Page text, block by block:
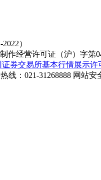
）
作经营许可证（沪）字第
证券交易所基本行情展示许
线：021-31268888 网站安